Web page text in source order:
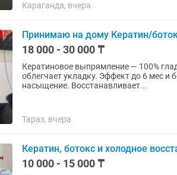
Караганда, вчера
Принимаю на дому Кератин/
18 000 - 30 000 ₸
Кератиновое выпрямление — 100%
облегчает укладку. Эффект до 6 мес и более Ботокс для волос — мощное
насыщение. Восстанавливает...
Тараз, вчера
Кератин, ботокс и холодное
10 000 - 15 000 ₸